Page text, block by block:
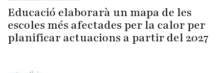
Educació elaborarà un mapa de les
escoles més afectades per la calor per
planificar actuacions a partir del 2027